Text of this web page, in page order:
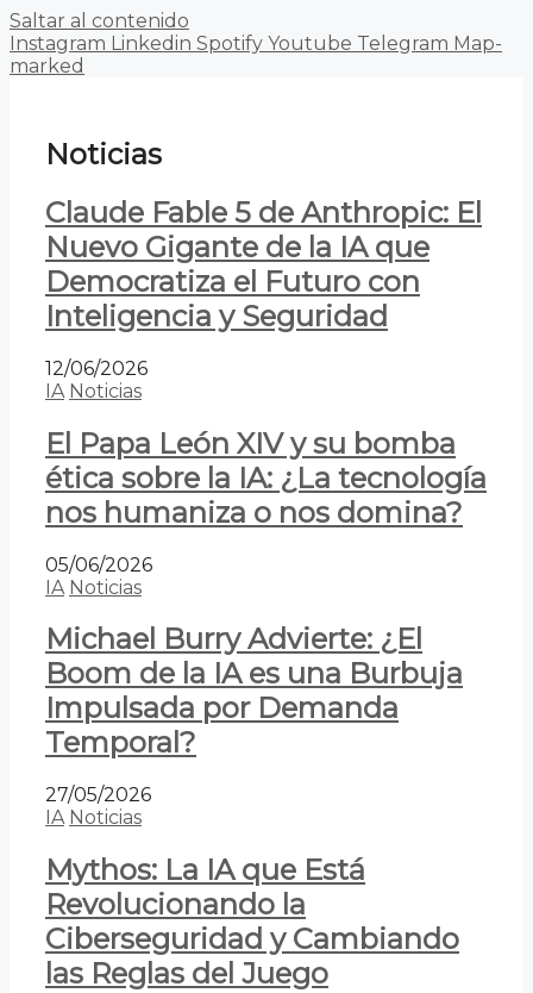
Saltar al contenido
Instagram Linkedin Spotify Youtube Telegram Map-
marked
Noticias
Claude Fable 5 de Anthropic: El
Nuevo Gigante de la IA que
Democratiza el Futuro con
Inteligencia y Seguridad
12/06/2026
IA Noticias
El Papa León XIV y su bomba
ética sobre la IA: ¿La tecnología
nos humaniza o nos domina?
05/06/2026
IA Noticias
Michael Burry Advierte: ¿El
Boom de la IA es una Burbuja
Impulsada por Demanda
Temporal?
27/05/2026
IA Noticias
Mythos: La IA que Está
Revolucionando la
Ciberseguridad y Cambiando
las Reglas del Juego